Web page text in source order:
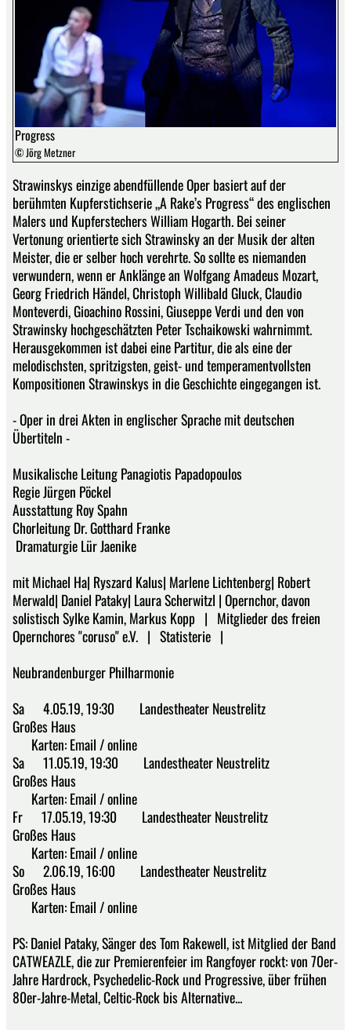
Progress
© Jörg Metzner
Strawinskys einzige abendfüllende Oper basiert auf der
berühmten Kupferstichserie „A Rake’s Progress“ des englischen
Malers und Kupferstechers William Hogarth. Bei seiner
Vertonung orientierte sich Strawinsky an der Musik der alten
Meister, die er selber hoch verehrte. So sollte es niemanden
verwundern, wenn er Anklänge an Wolfgang Amadeus Mozart,
Georg Friedrich Händel, Christoph Willibald Gluck, Claudio
Monteverdi, Gioachino Rossini, Giuseppe Verdi und den von
Strawinsky hochgeschätzten Peter Tschaikowski wahrnimmt.
Herausgekommen ist dabei eine Partitur, die als eine der
melodischsten, spritzigsten, geist- und temperamentvollsten
Kompositionen Strawinskys in die Geschichte eingegangen ist.
- Oper in drei Akten in englischer Sprache mit deutschen
Übertiteln -
Musikalische Leitung Panagiotis Papadopoulos
Regie Jürgen Pöckel
Ausstattung Roy Spahn
Chorleitung Dr. Gotthard Franke
Dramaturgie Lür Jaenike
mit Michael Ha| Ryszard Kalus| Marlene Lichtenberg| Robert
Merwald| Daniel Pataky| Laura Scherwitzl | Opernchor, davon
solistisch Sylke Kamin, Markus Kopp | Mitglieder des freien
Opernchores "coruso" e.V. | Statisterie |
Neubrandenburger Philharmonie
Sa 4.05.19, 19:30 Landestheater Neustrelitz
Großes Haus
Karten: Email / online
Sa 11.05.19, 19:30 Landestheater Neustrelitz
Großes Haus
Karten: Email / online
Fr 17.05.19, 19:30 Landestheater Neustrelitz
Großes Haus
Karten: Email / online
So 2.06.19, 16:00 Landestheater Neustrelitz
Großes Haus
Karten: Email / online
PS: Daniel Pataky, Sänger des Tom Rakewell, ist Mitglied der Band
CATWEAZLE, die zur Premierenfeier im Rangfoyer rockt: von 70er-
Jahre Hardrock, Psychedelic-Rock und Progressive, über frühen
80er-Jahre-Metal, Celtic-Rock bis Alternative...